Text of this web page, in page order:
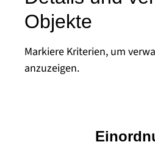
Objekte
Markiere Kriterien, um
anzuzeigen.